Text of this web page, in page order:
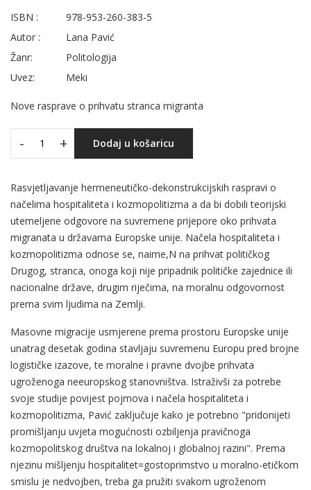
ISBN :
978-953-260-383-5
Autor :
Lana Pavić
Žanr:
Politologija
Uvez:
Meki
Nove rasprave o prihvatu stranca migranta
- + Dodaj u košaricu
Rasvjetljavanje hermeneutičko-dekonstrukcijskih raspravi o
načelima hospitaliteta i kozmopolitizma a da bi dobili teorijski
utemeljene odgovore na suvremene prijepore oko prihvata
migranata u državama Europske unije. Načela hospitaliteta i
kozmopolitizma odnose se, naime,N na prihvat političkog
Drugog, stranca, onoga koji nije pripadnik političke zajednice ili
nacionalne države, drugim riječima, na moralnu odgovornost
prema svim ljudima na Zemlji.
Masovne migracije usmjerene prema prostoru Europske unije
unatrag desetak godina stavljaju suvremenu Europu pred brojne
logističke izazove, te moralne i pravne dvojbe prihvata
ugroženoga neeuropskog stanovništva. Istraživši za potrebe
svoje studije povijest pojmova i načela hospitaliteta i
kozmopolitizma, Pavić zaključuje kako je potrebno "pridonijeti
promišljanju uvjeta mogućnosti ozbiljenja pravičnoga
kozmopolitskog društva na lokalnoj i globalnoj razini". Prema
njezinu mišljenju hospitalitet=gostoprimstvo u moralno-etičkom
smislu je nedvojben, treba ga pružiti svakom ugroženom